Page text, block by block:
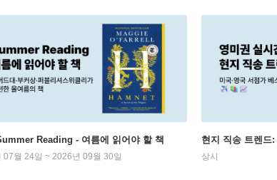
Reading - 여름에 읽어야 할 책
07월 24일 ~ 2026년 09월 30일
현지 직송 트렌드
상시